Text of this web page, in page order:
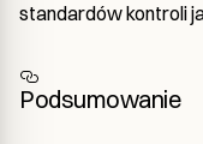
standardów kontroli
Podsumowanie